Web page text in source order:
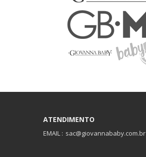
ATENDIMENTO
EMAIL : sac@giovannababy.com.br